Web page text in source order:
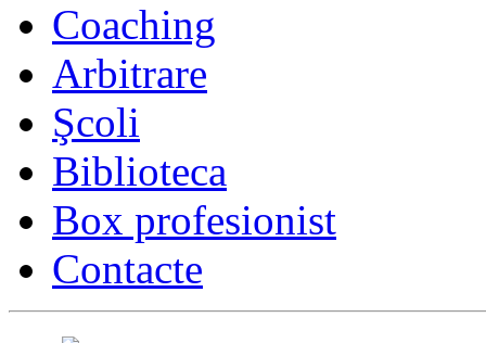
Coaching
Arbitrare
Şcoli
Biblioteca
Box profesionist
Contacte